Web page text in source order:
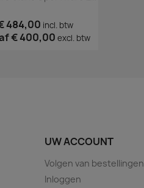
484,00 incl. btw
€ 400,00 excl. btw
UW ACCOUNT
Volgen van bestellingen
Inloggen